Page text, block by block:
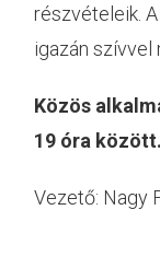
részvételeik.
igazán szívvel
Közös
19 óra között.
Vezető: Nagy